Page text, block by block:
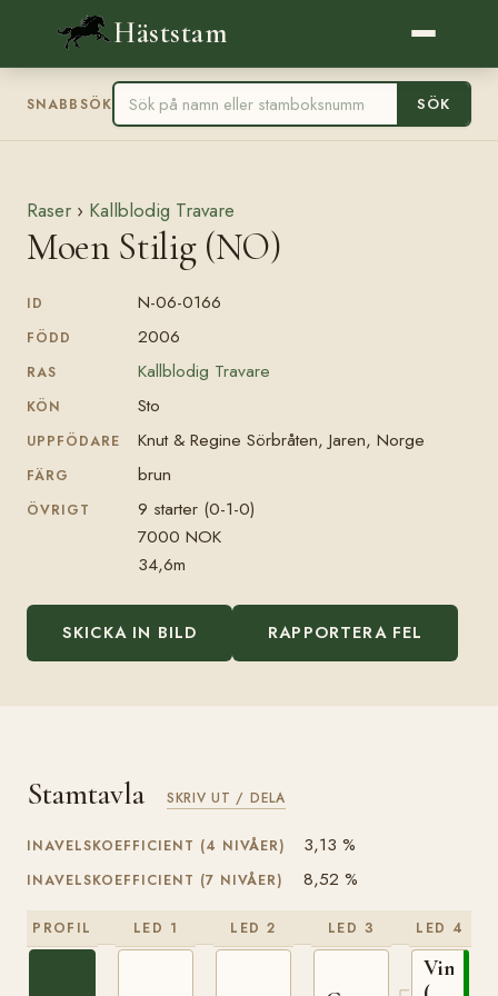
Häststam
SNABBSÖK SÖK
Raser › Kallblodig Travare
Moen Stilig (NO)
ID N-06-0166
FÖDD 2006
RAS Kallblodig Travare
KÖN Sto
UPPFÖDARE Knut & Regine Sörbråten, Jaren, Norge
FÄRG brun
ÖVRIGT
9 starter (0-1-0)
7000 NOK
34,6m
SKICKA IN BILD RAPPORTERA FEL
Stamtavla SKRIV UT / DELA
INAVELSKOEFFICIENT (4 NIVÅER) 3,13 %
INAVELSKOEFFICIENT (7 NIVÅER) 8,52 %
PROFIL LED 1 LED 2 LED 3 LED 4
Vinvar